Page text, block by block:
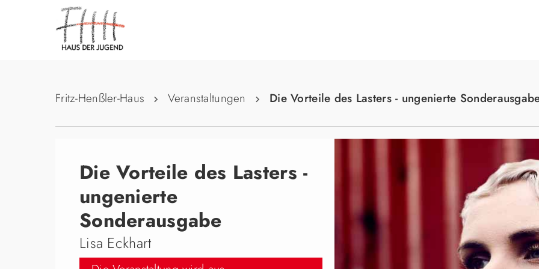
Fritz-Henßler-Haus Veranstaltungen Die Vorteile des Lasters - ungenierte
Die Vorteile des Lasters -
ungenierte
Sonderausgabe
Lisa Eckhart